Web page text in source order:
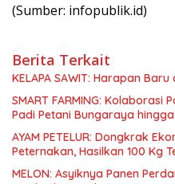
(Sumber: infopublik.id)
Berita Terkait
KELAPA SAWIT: Harapan
SMART FARMING:
Padi Petani Bungaraya hingga
AYAM PETELUR: Dongkrak
Peternakan, Hasilkan 100 Kg
MELON: Asyiknya Panen